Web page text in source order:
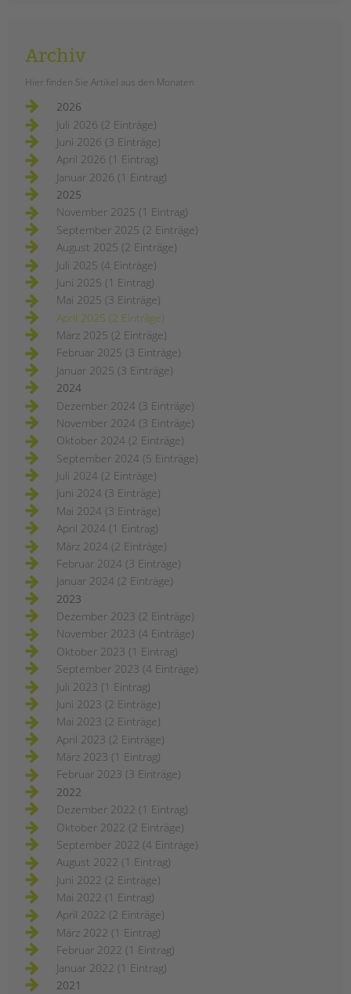
Archiv
Hier finden Sie Artikel aus den Monaten
2026
Juli 2026 (2 Einträge)
Juni 2026 (3 Einträge)
April 2026 (1 Eintrag)
Januar 2026 (1 Eintrag)
2025
November 2025 (1 Eintrag)
September 2025 (2 Einträge)
August 2025 (2 Einträge)
Juli 2025 (4 Einträge)
Juni 2025 (1 Eintrag)
Mai 2025 (3 Einträge)
April 2025 (2 Einträge)
März 2025 (2 Einträge)
Februar 2025 (3 Einträge)
Januar 2025 (3 Einträge)
2024
Dezember 2024 (3 Einträge)
November 2024 (3 Einträge)
Oktober 2024 (2 Einträge)
September 2024 (5 Einträge)
Juli 2024 (2 Einträge)
Juni 2024 (3 Einträge)
Mai 2024 (3 Einträge)
April 2024 (1 Eintrag)
März 2024 (2 Einträge)
Februar 2024 (3 Einträge)
Januar 2024 (2 Einträge)
2023
Dezember 2023 (2 Einträge)
November 2023 (4 Einträge)
Oktober 2023 (1 Eintrag)
September 2023 (4 Einträge)
Juli 2023 (1 Eintrag)
Juni 2023 (2 Einträge)
Mai 2023 (2 Einträge)
April 2023 (2 Einträge)
März 2023 (1 Eintrag)
Februar 2023 (3 Einträge)
2022
Dezember 2022 (1 Eintrag)
Oktober 2022 (2 Einträge)
September 2022 (4 Einträge)
August 2022 (1 Eintrag)
Juni 2022 (2 Einträge)
Mai 2022 (1 Eintrag)
April 2022 (2 Einträge)
März 2022 (1 Eintrag)
Februar 2022 (1 Eintrag)
Januar 2022 (1 Eintrag)
2021